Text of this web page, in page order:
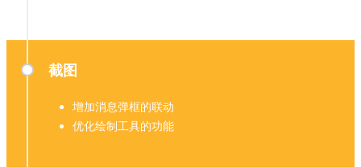
截图
增加消息弹框的联动
优化绘制工具的功能